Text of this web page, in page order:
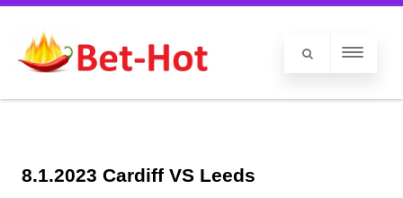
8.1.2023 Cardiff VS Leeds